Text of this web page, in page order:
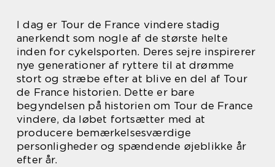
I dag er Tour de France vindere stadig
anerkendt som nogle af de største helte
inden for cykelsporten. Deres sejre inspirerer
nye generationer af ryttere til at drømme
stort og stræbe efter at blive en del af Tour
de France historien. Dette er bare
begyndelsen på historien om Tour de France
vindere, da løbet fortsætter med at
producere bemærkelsesværdige
personligheder og spændende øjeblikke år
efter år.